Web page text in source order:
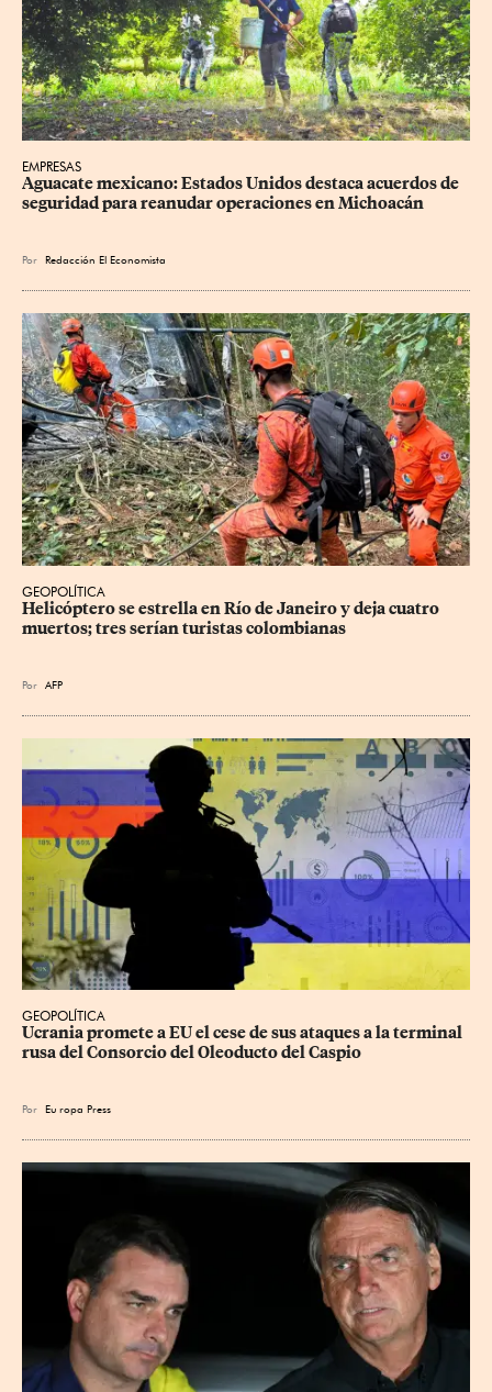
EMPRESAS
Aguacate mexicano: Estados Unidos destaca acuerdos de
seguridad para reanudar operaciones en Michoacán
Por Redacción El Economista
GEOPOLÍTICA
Helicóptero se estrella en Río de Janeiro y deja cuatro
muertos; tres serían turistas colombianas
Por AFP
GEOPOLÍTICA
Ucrania promete a EU el cese de sus ataques a la terminal
rusa del Consorcio del Oleoducto del Caspio
Por Eu ropa Press